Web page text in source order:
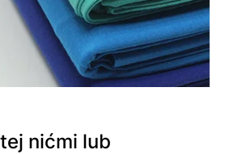
nićmi lub